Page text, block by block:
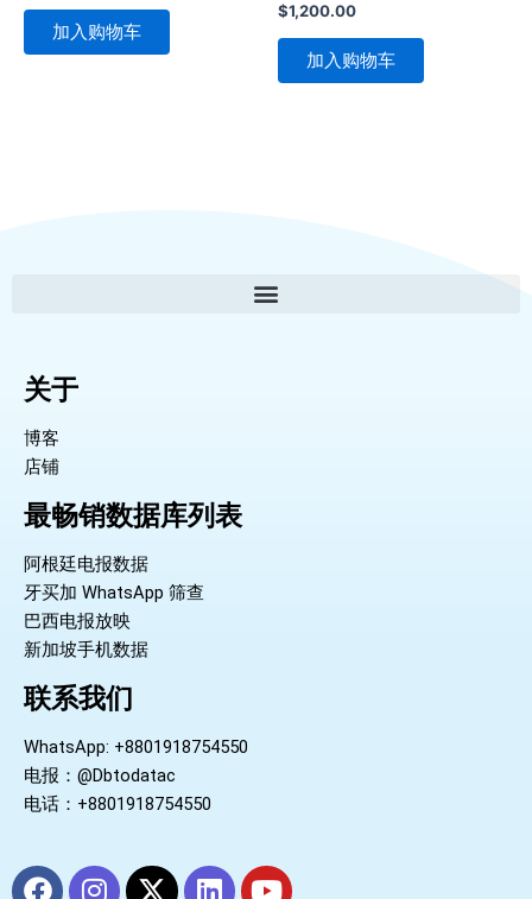
加入购物车
$1,200.00
加入购物车
关于
博客
店铺
最畅销数据库列表
阿根廷电报数据
牙买加 WhatsApp 筛查
巴西电报放映
新加坡手机数据
联系我们
WhatsApp: +8801918754550
电报：@Dbtodatac
电话：+8801918754550
F
I
X
L
Y